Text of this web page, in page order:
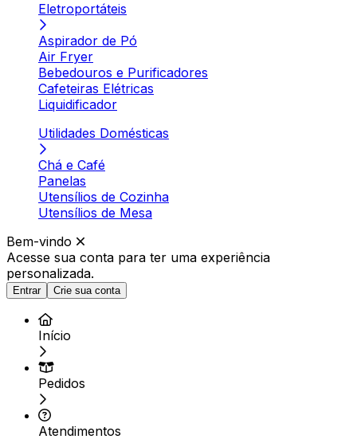
Eletroportáteis
Aspirador de Pó
Air Fryer
Bebedouros e Purificadores
Cafeteiras Elétricas
Liquidificador
Utilidades Domésticas
Chá e Café
Panelas
Utensílios de Cozinha
Utensílios de Mesa
Bem-vindo
Acesse sua conta para ter uma experiência
personalizada.
Entrar Crie sua conta
Início
Pedidos
Atendimentos